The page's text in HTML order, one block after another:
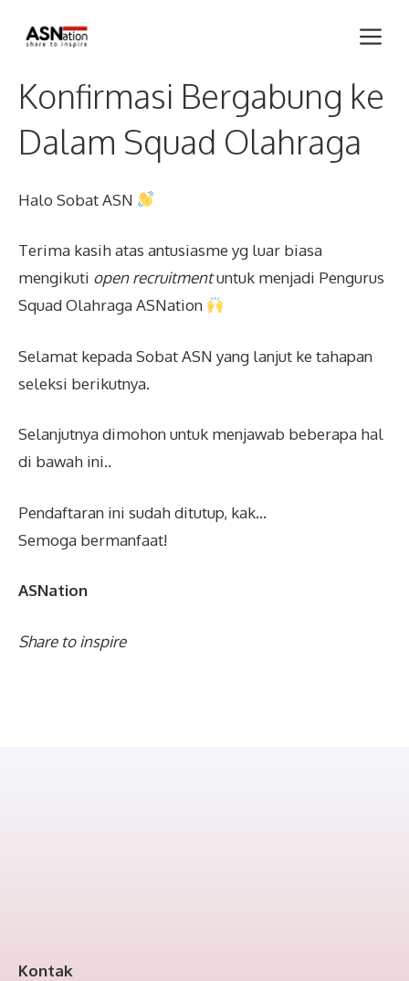
Konfirmasi Bergabung ke
Dalam Squad Olahraga
Halo Sobat ASN
Terima kasih atas antusiasme yg luar biasa
mengikuti open recruitmentuntuk menjadi Pengurus
Squad Olahraga ASNation
Selamat kepada Sobat ASN yang lanjut ke tahapan
seleksi berikutnya.
Selanjutnya dimohon untuk menjawab beberapa hal
di bawah ini..
Pendaftaran ini sudah ditutup, kak...
Semoga bermanfaat!
ASNation
Share to inspire
Kontak